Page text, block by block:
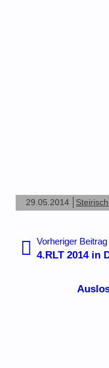
29.05.2014
Vorheriger Beitrag
4.RLT 2014 in